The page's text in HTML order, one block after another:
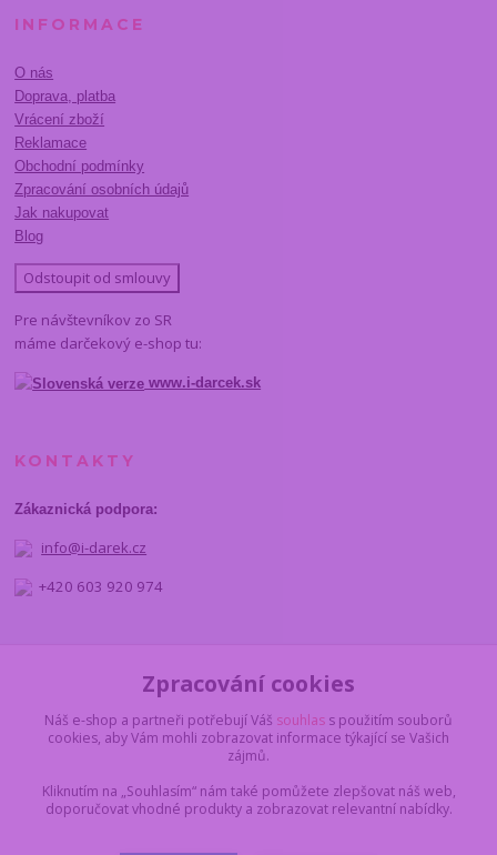
INFORMACE
O nás
Doprava, platba
Vrácení zboží
Reklamace
Obchodní podmínky
Zpracování osobních údajů
Jak nakupovat
Blog
Odstoupit od smlouvy
Pre návštevníkov zo SR
máme darčekový e-shop tu:
www.i-darcek.sk
KONTAKTY
Zákaznická podpora:
info@i-darek.cz
+420 603 920 974
Zpracování cookies
Náš e-shop a partneři potřebují Váš souhlas s použitím souborů
cookies, aby Vám mohli zobrazovat informace týkající se Vašich
zájmů.
Kliknutím na „Souhlasím“ nám také pomůžete zlepšovat náš web,
doporučovat vhodné produkty a zobrazovat relevantní nabídky.